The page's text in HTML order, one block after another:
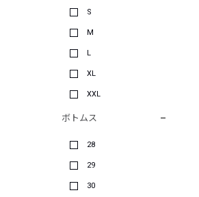
S
M
L
XL
XXL
ボトムス
28
29
30